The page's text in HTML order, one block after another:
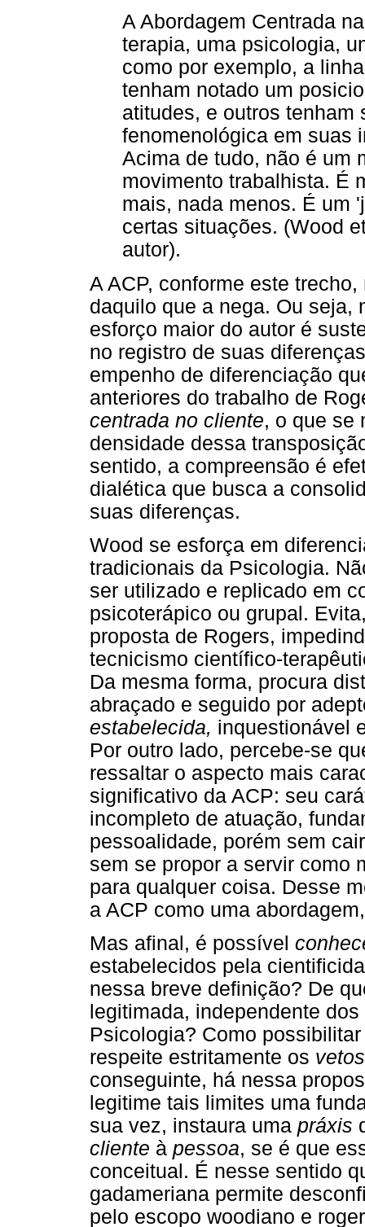
A Abordagem Centrada
terapia, uma psicologia,
como por exemplo, a
tenham notado um
atitudes, e outros tenham
fenomenológica em suas
Acima de tudo, não é um
movimento trabalhista. É
mais, nada menos. É um
certas situações. (Wood
autor).
A ACP, conforme este
daquilo que a nega. Ou seja,
esforço maior do autor é
no registro de suas
empenho de diferenciação
anteriores do trabalho de
centrada no cliente, o que se
densidade dessa
sentido, a compreensão é
dialética que busca a
suas diferenças.
Wood se esforça em
tradicionais da Psicologia.
ser utilizado e replicado em
psicoterápico ou grupal.
proposta de Rogers,
tecnicismo científico-
Da mesma forma, procura
abraçado e seguido por
estabelecida, inquestionável
Por outro lado, percebe-se
ressaltar o aspecto mais
significativo da ACP: seu
incompleto de atuação,
pessoalidade, porém sem
sem se propor a servir como
para qualquer coisa. Desse
a ACP como uma
Mas afinal, é possível
estabelecidos pela
nessa breve definição? De
legitimada, independente
Psicologia? Como
respeite estritamente os vetos
conseguinte, há nessa
legitime tais limites uma
sua vez, instaura uma práxis
cliente à pessoa, se é que
conceitual. É nesse sentido
gadameriana permite
pelo escopo woodiano e